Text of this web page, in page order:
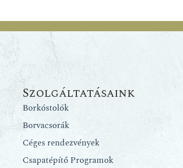
Szolgáltatásaink
Borkóstolók
Borvacsorák
Céges rendezvények
Csapatépítő Programok